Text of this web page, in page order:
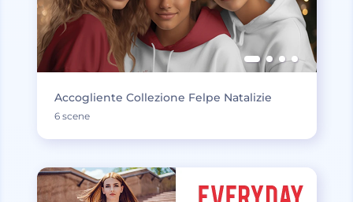
Accogliente Collezione Felpe Natalizie
6 scene